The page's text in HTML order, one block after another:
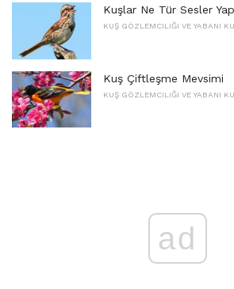
Kuşlar Ne Tür Sesler
KUŞ GÖZLEMCILIĞI VE YABANI
Kuş Çiftleşme Mevsimi
KUŞ GÖZLEMCILIĞI VE YABANI
ad